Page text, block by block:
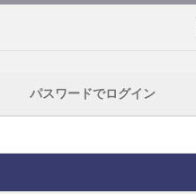
パスワードでログイン
なつなつ（化粧品・皮膚科学の
ｺｯｶﾗSaaS